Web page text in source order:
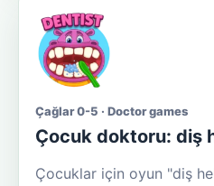
Çağlar 0-5 · Doctor games
Çocuk doktoru: diş
Çocuklar için oyun "diş